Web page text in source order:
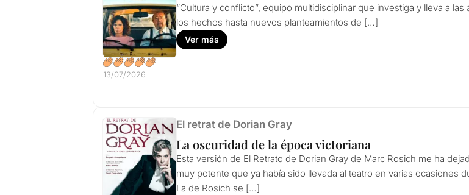
13/07/2026
“Cultura y conflicto”, equipo multidisciplinar que investiga y lleva a
los hechos hasta nuevos planteamientos de […]
Ver más
El retrat de Dorian Gray
La oscuridad de la época victoriana
Esta versión de El Retrato de Dorian Gray de Marc Rosich me ha
muy potente que ya había sido llevada al teatro en varias ocasiones
La de Rosich se […]